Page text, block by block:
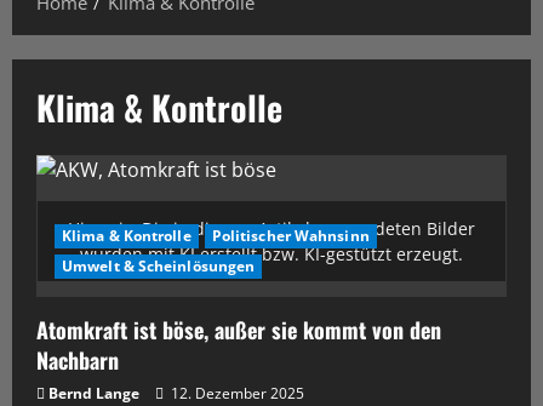
Klima & Kontrolle
Hinweis: Die in diesem Artikel verwendeten Bilder
wurden mit KI erstellt bzw. KI-gestützt erzeugt.
Klima & Kontrolle
Politischer Wahnsinn
Umwelt & Scheinlösungen
Atomkraft ist böse, außer sie kommt von den
Nachbarn
Bernd Lange 12. Dezember 2025